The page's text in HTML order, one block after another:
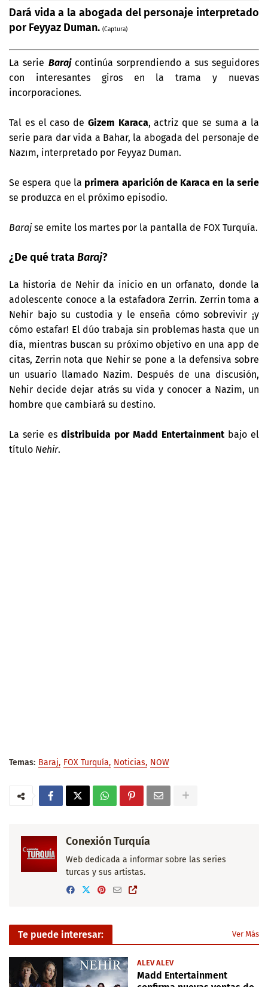
Dará vida a la abogada del personaje interpretado
por Feyyaz Duman. (Captura)
La serie Barajcontinúa sorprendiendo a sus seguidores
con interesantes giros en la trama y nuevas
incorporaciones.
Tal es el caso de Gizem Karaca, actriz que se suma a la
serie para dar vida a Bahar, la abogada del personaje de
Nazım, interpretado por Feyyaz Duman.
Se espera que la primera aparición de Karaca en la serie
se produzca en el próximo episodio.
Barajse emite los martes por la pantalla de FOX Turquía.
¿De qué trataBaraj?
La historia de Nehir da inicio en un orfanato, donde la
adolescente conoce a la estafadora Zerrin. Zerrin toma a
Nehir bajo su custodia y le enseña cómo sobrevivir ¡y
cómo estafar! El dúo trabaja sin problemas hasta que un
día, mientras buscan su próximo objetivo en una app de
citas, Zerrin nota que Nehir se pone a la defensiva sobre
un usuario llamado Nazim. Después de una discusión,
Nehir decide dejar atrás su vida y conocer a Nazim, un
hombre que cambiará su destino.
La serie es distribuida por Madd Entertainmentbajo el
título Nehir.
Temas: Baraj FOX Turquía Noticias NOW
Conexión Turquía
Web dedicada a informar sobre las series
turcas y sus artistas.
Te puede interesar: Ver Más
ALEV ALEV
Madd Entertainment